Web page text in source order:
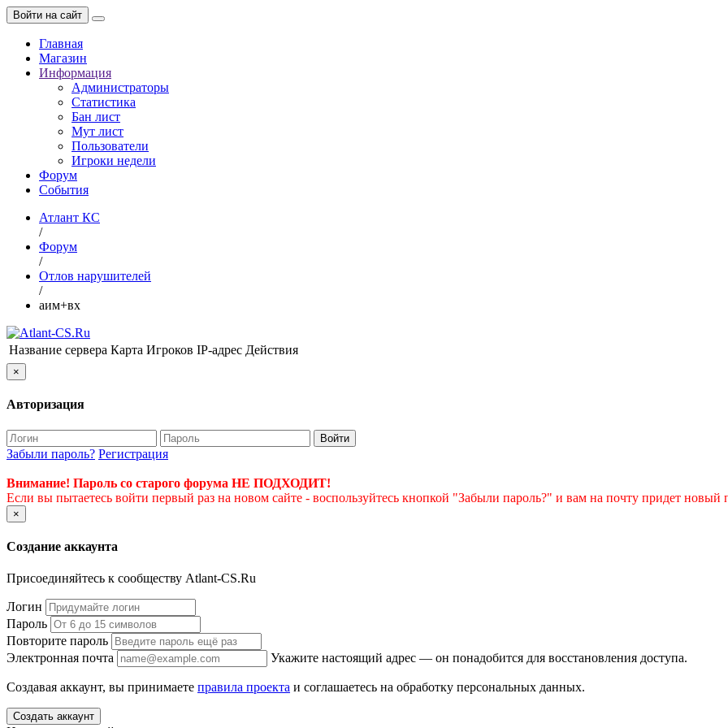
Войти на сайт
Главная
Магазин
Информация
Администраторы
Статистика
Бан лист
Мут лист
Пользователи
Игроки недели
Форум
События
Атлант КС
/
Форум
/
Отлов нарушителей
/
аим+вх
Название сервера Карта Игроков IP-адрес Действия
×
Авторизация
Войти
Забыли пароль? Регистрация
Внимание! Пароль со старого форума НЕ ПОДХОДИТ!
Если вы пытаетесь войти первый раз на новом сайте - воспользуйтесь кнопкой "Забыли пароль?" и вам на почту придет новый
×
Создание аккаунта
Присоединяйтесь к сообществу Atlant-CS.Ru
Логин
Пароль
Повторите пароль
Электронная почта
Укажите настоящий адрес — он понадобится для восстановления доступа.
Создавая аккаунт, вы принимаете правила проекта и соглашаетесь на обработку персональных данных.
Создать аккаунт